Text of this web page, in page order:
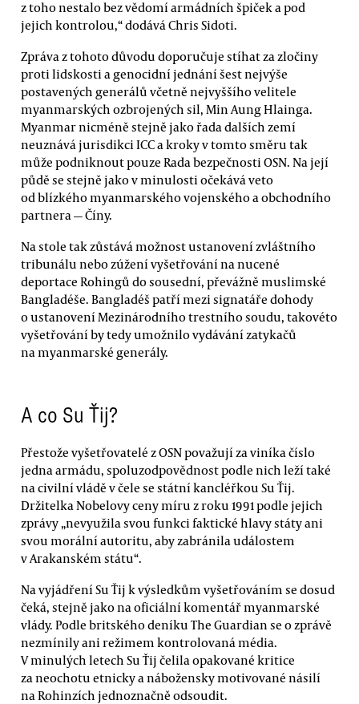
z toho nestalo bez vědomí armádních špiček a pod
jejich kontrolou,“ dodává Chris Sidoti.
Zpráva z tohoto důvodu doporučuje stíhat za zločiny
proti lidskosti a genocidní jednání šest nejvýše
postavených generálů včetně nejvyššího velitele
myanmarských ozbrojených sil, Min Aung Hlainga.
Myanmar nicméně stejně jako řada dalších zemí
neuznává jurisdikci ICC a kroky v tomto směru tak
může podniknout pouze Rada bezpečnosti OSN. Na její
půdě se stejně jako v minulosti očekává veto
od blízkého myanmarského vojenského a obchodního
partnera — Číny.
Na stole tak zůstává možnost ustanovení zvláštního
tribunálu nebo zúžení vyšetřování na nucené
deportace Rohingů do sousední, převážně muslimské
Bangladéše. Bangladéš patří mezi signatáře dohody
o ustanovení Mezinárodního trestního soudu, takovéto
vyšetřování by tedy umožnilo vydávání zatykačů
na myanmarské generály.
A co Su Ťij?
Přestože vyšetřovatelé z OSN považují za viníka číslo
jedna armádu, spoluzodpovědnost podle nich leží také
na civilní vládě v čele se státní kancléřkou Su Ťij.
Držitelka Nobelovy ceny míru z roku 1991 podle jejich
zprávy „nevyužila svou funkci faktické hlavy státy ani
svou morální autoritu, aby zabránila událostem
v Arakanském státu“.
Na vyjádření Su Ťij k výsledkům vyšetřováním se dosud
čeká, stejně jako na oficiální komentář myanmarské
vlády. Podle britského deníku The Guardian se o zprávě
nezmínily ani režimem kontrolovaná média.
V minulých letech Su Ťij čelila opakované kritice
za neochotu etnicky a nábožensky motivované násilí
na Rohinzích jednoznačně odsoudit.